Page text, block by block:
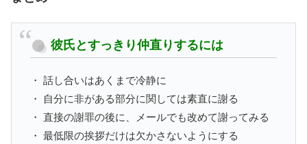
彼氏とすっきり仲直りするには
・ 話し合いはあくまで冷静に
・ 自分に非がある部分に関しては素直に謝る
・ 直接の謝罪の後に、メールでも改めて謝ってみる
・ 最低限の挨拶だけは欠かさないようにする